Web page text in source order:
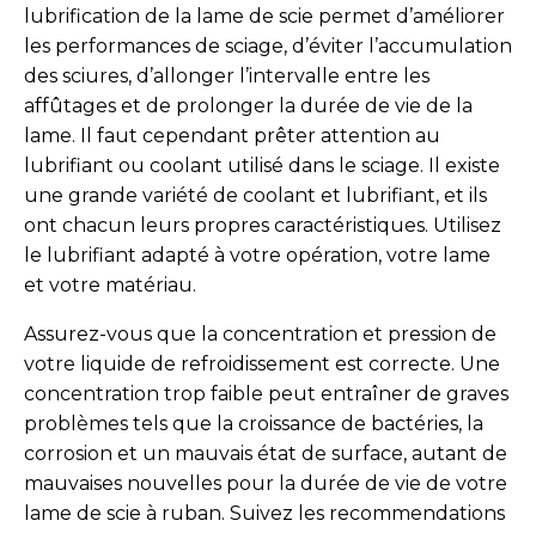
lubrification de la lame de scie permet d’améliorer
les performances de sciage, d’éviter l’accumulation
des sciures, d’allonger l’intervalle entre les
affûtages et de prolonger la durée de vie de la
lame. Il faut cependant prêter attention au
lubrifiant ou coolant utilisé dans le sciage. Il existe
une grande variété de coolant et lubrifiant, et ils
ont chacun leurs propres caractéristiques. Utilisez
le lubrifiant adapté à votre opération, votre lame
et votre matériau.
Assurez-vous que la concentration et pression de
votre liquide de refroidissement est correcte. Une
concentration trop faible peut entraîner de graves
problèmes tels que la croissance de bactéries, la
corrosion et un mauvais état de surface, autant de
mauvaises nouvelles pour la durée de vie de votre
lame de scie à ruban. Suivez les recommendations